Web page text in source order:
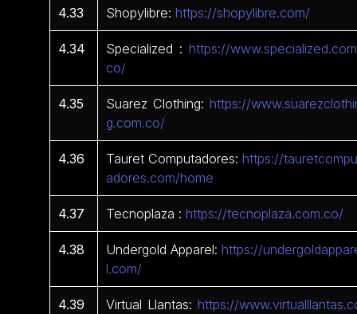
4.33 Shopylibre:https://shopylibre.com/
4.34 Specialized :https://
co/
4.35 Suarez Clothing:https://
g.com.co/
4.36 Tauret Computadores:https://
adores.com/home
4.37 Tecnoplaza :https://tecnoplaza.com.co/
4.38 Undergold Apparel:https://
l.com/
4.39 Virtual Llantas:https://